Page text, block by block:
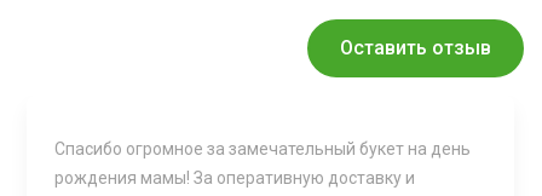
Оставить отзыв
Спасибо огромное за замечательный букет на день
рождения мамы! За оперативную доставку и